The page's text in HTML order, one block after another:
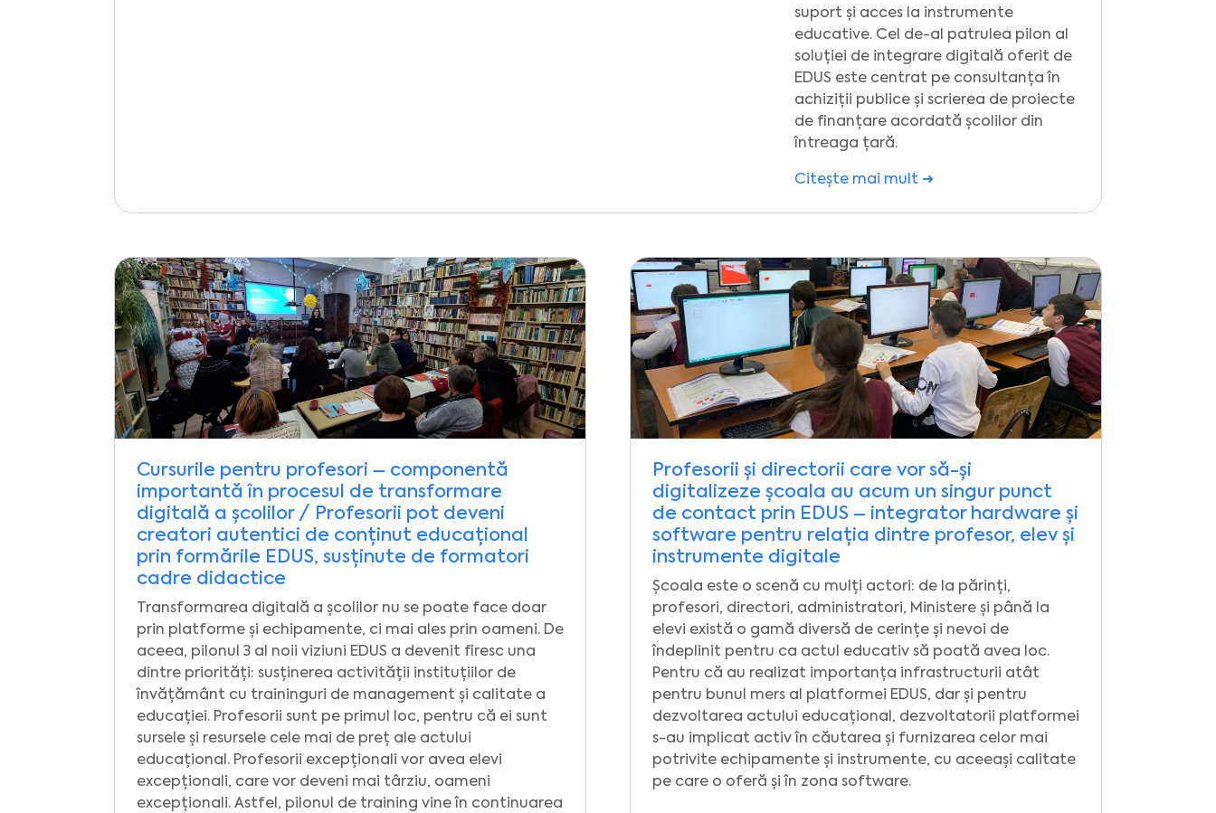
suport și acces la instrumente
educative. Cel de-al patrulea pilon al
soluției de integrare digitală oferit de
EDUS este centrat pe consultanța în
achiziții publice și scrierea de proiecte
de finanțare acordată școlilor din
întreaga țară.
Citește mai mult ➜
Cursurile pentru profesori – componentă
importantă în procesul de transformare
digitală a școlilor / Profesorii pot deveni
creatori autentici de conținut educațional
prin formările EDUS, susținute de formatori
cadre didactice
Transformarea digitală a școlilor nu se poate face doar
prin platforme și echipamente, ci mai ales prin oameni. De
aceea, pilonul 3 al noii viziuni EDUS a devenit firesc una
dintre priorități: susținerea activității instituțiilor de
învățământ cu traininguri de management și calitate a
educației. Profesorii sunt pe primul loc, pentru că ei sunt
sursele și resursele cele mai de preț ale actului
educațional. Profesorii excepționali vor avea elevi
excepționali, care vor deveni mai târziu, oameni
excepționali. Astfel, pilonul de training vine în continuarea
Profesorii și directorii care vor să-și
digitalizeze școala au acum un singur punct
de contact prin EDUS – integrator hardware și
software pentru relația dintre profesor, elev și
instrumente digitale
Școala este o scenă cu mulți actori: de la părinți,
profesori, directori, administratori, Ministere și până la
elevi există o gamă diversă de cerințe și nevoi de
îndeplinit pentru ca actul educativ să poată avea loc.
Pentru că au realizat importanța infrastructurii atât
pentru bunul mers al platformei EDUS, dar și pentru
dezvoltarea actului educațional, dezvoltatorii platformei
s-au implicat activ în căutarea și furnizarea celor mai
potrivite echipamente și instrumente, cu aceeași calitate
pe care o oferă și în zona software.